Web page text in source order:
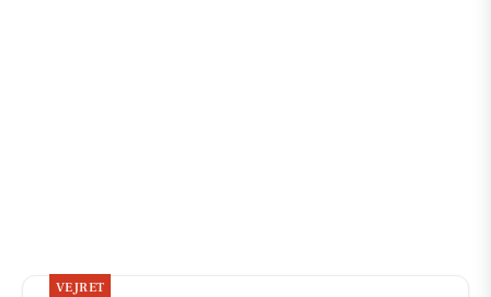
VEJRET